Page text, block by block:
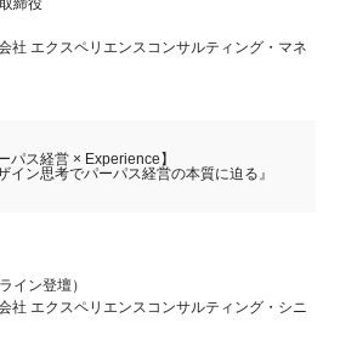
社 エクスペリエンスコンサルティング・マネ
パス経営 × Experience】
ザイン思考でパーパス経営の本質に迫る』
イン登壇）
社 エクスペリエンスコンサルティング・シニ